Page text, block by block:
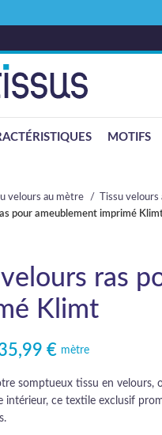
MOTIFS
velours au mètre
Tissu
pour ameublement imprimé
ras
Klimt
: 39,90 €.
€
: 35,99 €.mètre
somptueux tissu en velours,
intérieur, ce textile exclusif